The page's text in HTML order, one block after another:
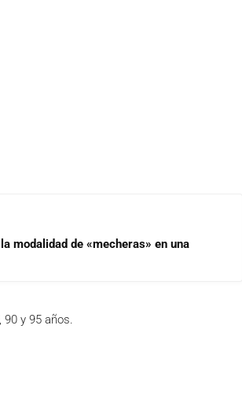
modalidad de «mecheras» en una
90 y 95 años.